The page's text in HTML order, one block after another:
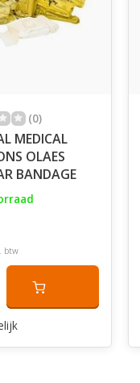
(0)
MEDICAL
OLAES
BANDAGE
btw